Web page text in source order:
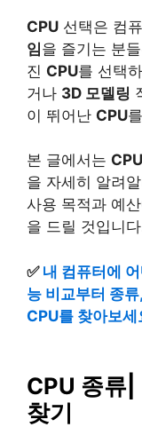
CPU 선택은 컴
임을 즐기는 분
진 CPU를 선택
거나 3D 모델링
이 뛰어난 CPU
본 글에서는 CPU
을 자세히 알려
사용 목적과 예
을 드릴 것입니
✅ 내 컴퓨터에
능 비교부터 종
CPU를 찾아보세
CPU 종류|
찾기